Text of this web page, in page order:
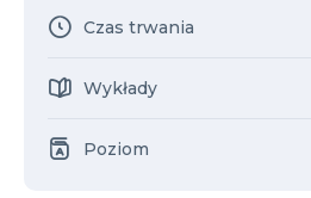
Czas trwania
Wykłady
Poziom